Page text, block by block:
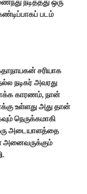
நடித்தது ஒரு
படம்
சரியாக
நடிகர் அவரது
காரணம், நான்
உள்ளது அது தான்
நெருக்கமாகி
அடையாளத்தை
அனைவருக்கும்